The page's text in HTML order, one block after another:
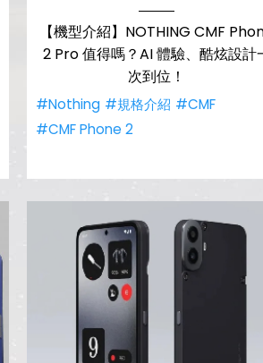
【機型介紹】NOTHING CMF
2 Pro 值得嗎？AI 體驗、酷炫設計
次到位！
#Nothing #規格介紹 #CMF
#CMF Phone 2